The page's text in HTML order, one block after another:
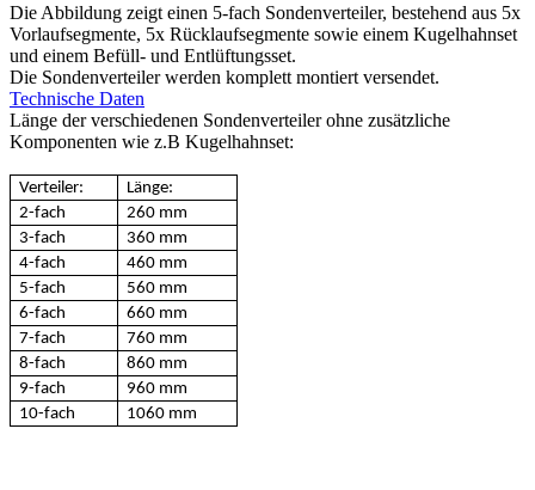
Die Abbildung zeigt einen 5-fach Sondenverteiler, bestehend aus 5x
Vorlaufsegmente, 5x Rücklaufsegmente sowie einem Kugelhahnset
und einem Befüll- und Entlüftungsset.
Die Sondenverteiler werden komplett montiert versendet.
Technische Daten
Länge der verschiedenen Sondenverteiler ohne zusätzliche
Komponenten wie z.B Kugelhahnset:
Verteiler:
Länge:
2-fach
260 mm
3-fach
360 mm
4-fach
460 mm
5-fach
560 mm
6-fach
660 mm
7-fach
760 mm
8-fach
860 mm
9-fach
960 mm
10-fach
1060 mm